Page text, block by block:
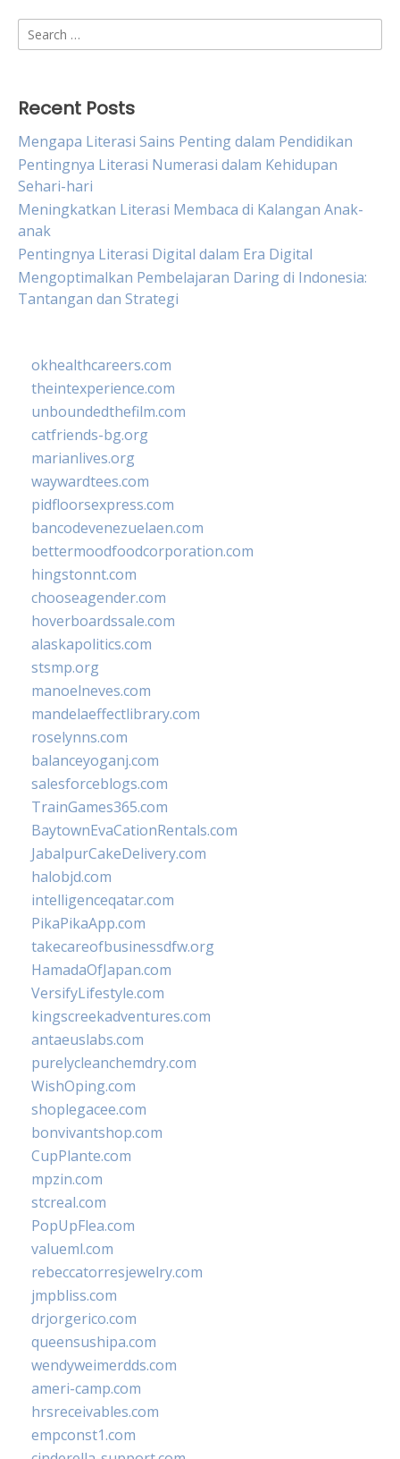
Search
for:
Recent Posts
Mengapa Literasi Sains Penting dalam Pendidikan
Pentingnya Literasi Numerasi dalam Kehidupan
Sehari-hari
Meningkatkan Literasi Membaca di Kalangan Anak-
anak
Pentingnya Literasi Digital dalam Era Digital
Mengoptimalkan Pembelajaran Daring di Indonesia:
Tantangan dan Strategi
okhealthcareers.com
theintexperience.com
unboundedthefilm.com
catfriends-bg.org
marianlives.org
waywardtees.com
pidfloorsexpress.com
bancodevenezuelaen.com
bettermoodfoodcorporation.com
hingstonnt.com
chooseagender.com
hoverboardssale.com
alaskapolitics.com
stsmp.org
manoelneves.com
mandelaeffectlibrary.com
roselynns.com
balanceyoganj.com
salesforceblogs.com
TrainGames365.com
BaytownEvaCationRentals.com
JabalpurCakeDelivery.com
halobjd.com
intelligenceqatar.com
PikaPikaApp.com
takecareofbusinessdfw.org
HamadaOfJapan.com
VersifyLifestyle.com
kingscreekadventures.com
antaeuslabs.com
purelycleanchemdry.com
WishOping.com
shoplegacee.com
bonvivantshop.com
CupPlante.com
mpzin.com
stcreal.com
PopUpFlea.com
valueml.com
rebeccatorresjewelry.com
jmpbliss.com
drjorgerico.com
queensushipa.com
wendyweimerdds.com
ameri-camp.com
hrsreceivables.com
empconst1.com